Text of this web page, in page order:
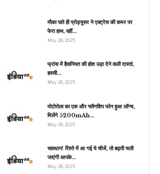
मौका पाते ही प्रोड्यूसर ने एक्ट्रेस की कमर पर
फेरा हाथ, वहीं…
May 28, 2025
फ्रांस में हैवानियत की होश उड़ा देने वाली दास्तां,
हवसी…
May 28, 2025
मोटोरोला का एक और फ्लैगशिप फोन हुआ लॉन्च,
मिलेंगे 5200mAh…
May 28, 2025
सावधान! रिश्ते में आ गई ये चीजें, तो बढ़ती चली
जाएंगी आपके…
May 28, 2025